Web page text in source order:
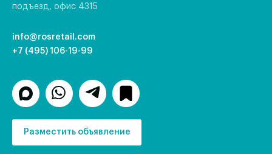
подъезд, офис 4315
info@rosretail.com
+7 (495) 106-19-99
Разместить объявление